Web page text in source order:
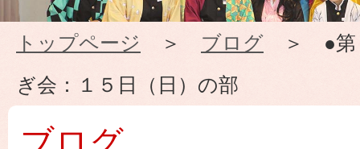
み
幼
稚
トップページ ＞ ブログ ＞ ●第
ぎ会：１５日（日）の部